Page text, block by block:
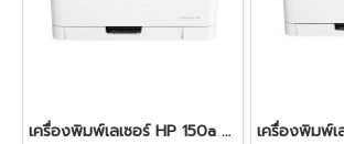
เครื่องพิมพ์เลเซอร์ HP 150a Color Laser